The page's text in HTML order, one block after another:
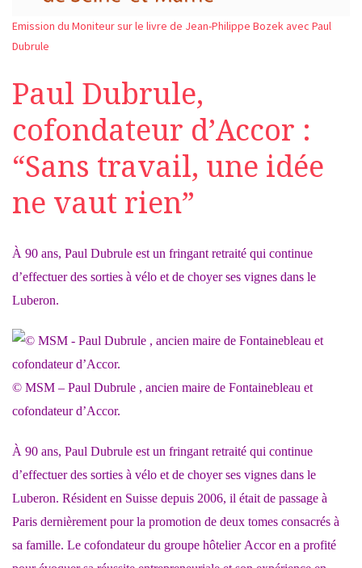
Emission du Moniteur sur le livre de Jean-Philippe Bozek avec Paul
Dubrule
Paul Dubrule,
cofondateur d’Accor :
“Sans travail, une idée
ne vaut rien”
À 90 ans, Paul Dubrule est un fringant retraité qui continue
d’effectuer des sorties à vélo et de choyer ses vignes dans le
Luberon.
© MSM – Paul Dubrule , ancien maire de Fontainebleau et
cofondateur d’Accor.
À 90 ans, Paul Dubrule est un fringant retraité qui continue
d’effectuer des sorties à vélo et de choyer ses vignes dans le
Luberon. Résident en Suisse depuis 2006, il était de passage à
Paris dernièrement pour la promotion de deux tomes consacrés à
sa famille. Le cofondateur du groupe hôtelierAccoren a profité